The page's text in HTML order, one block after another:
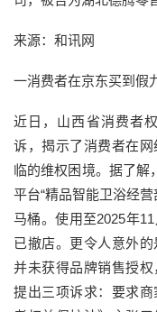
来源：和讯网
一消费者在京东买到假
近日，山西省消费者
诉，揭示了消费者在
临的维权困境。据了解
平台“精品智能卫浴经
马桶。使用至2025年
已撤店。更令人意外
并未获得品牌销售授
提出三项诉求：要求